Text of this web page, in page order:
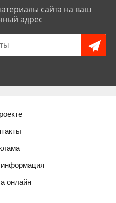
сайта на ваш
адрес
онлайн